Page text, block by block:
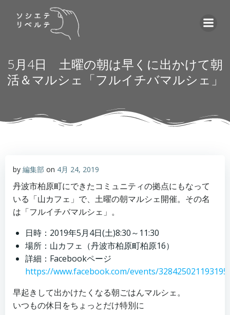
へ
ス
プ
5月4日 土曜の朝は早くに出かけて朝
活＆マルシェ「フルイチバマルシェ」
by 編集部 on 4月 24, 2019
丹波市柏原町にできたコミュニティの拠点にもなって
いる「山カフェ」で、土曜の朝マルシェ開催。その名
は「フルイチバマルシェ」。
日時：2019年5月4日(土)8:30～11:30
場所：山カフェ（丹波市柏原町柏原16）
詳細：Facebookページ
https://www.facebook.com/events/
早起きして出かけたくなる朝ごはんマルシェ。
いつもの休日をちょっとだけ特別に